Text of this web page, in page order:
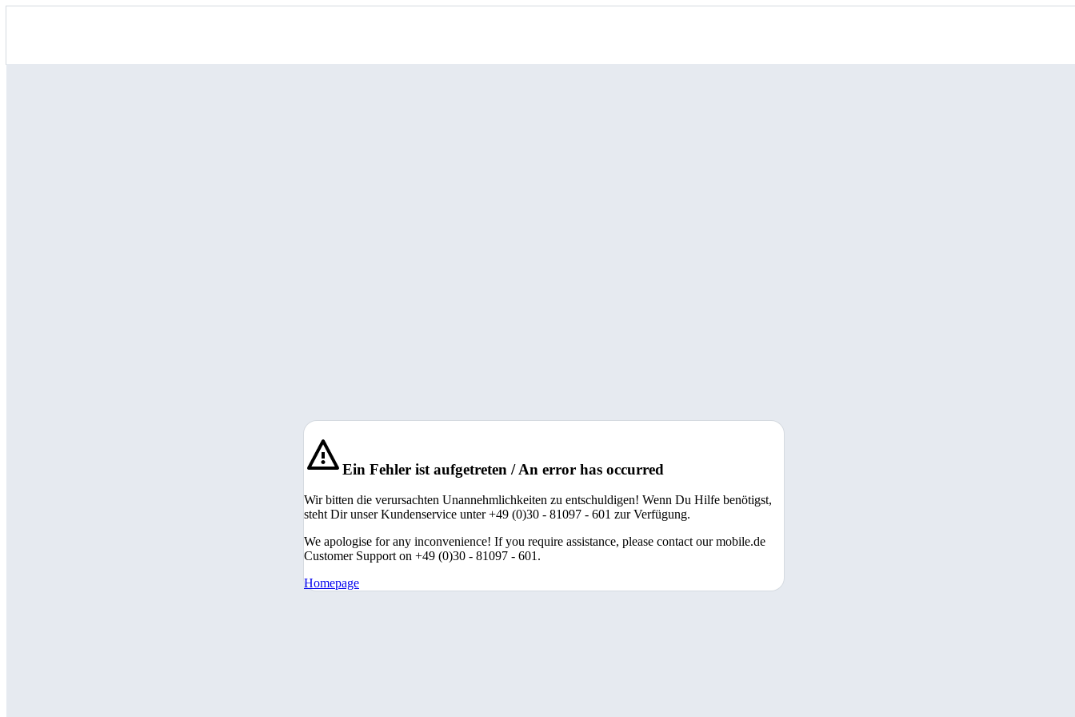
Ein Fehler ist aufgetreten / An error has occurred
Wir bitten die verursachten Unannehmlichkeiten zu entschuldigen! Wenn Du Hilfe benötigst,
steht Dir unser Kundenservice unter +49 (0)30 - 81097 - 601 zur Verfügung.
We apologise for any inconvenience! If you require assistance, please contact our mobile.de
Customer Support on +49 (0)30 - 81097 - 601.
Homepage